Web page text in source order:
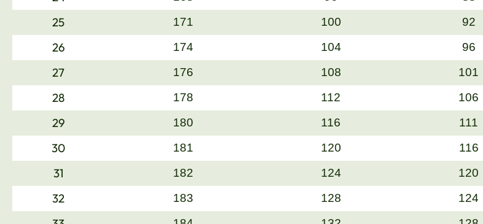
25 171 100 92
26 174 104 96
27 176 108 101
28 178 112 106
29 180 116 111
30 181 120 116
31 182 124 120
32 183 128 124